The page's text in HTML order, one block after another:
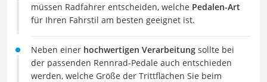
müssen Radfahrer entscheiden, welche Pedalen-Art
für Ihren Fahrstil am besten geeignet ist.
Neben einer hochwertigen Verarbeitung sollte bei
der passenden Rennrad-Pedale auch entschieden
werden, welche Größe der Trittflächen Sie beim